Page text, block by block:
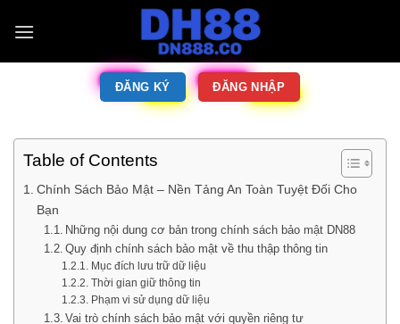
ĐĂNG KÝ ĐĂNG NHẬP
Table of Contents
Chính Sách Bảo Mật – Nền Tảng An Toàn Tuyệt Đối Cho
Bạn
Những nội dung cơ bản trong chính sách bảo mật DN88
Quy định chính sách bảo mật về thu thập thông tin
Mục đích lưu trữ dữ liệu
Thời gian giữ thông tin
Phạm vi sử dụng dữ liệu
Vai trò chính sách bảo mật với quyền riêng tư